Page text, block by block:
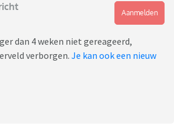
Aanmelden
dan 4 weken niet gereageerd,
verborgen. Je kan ook een nieuw